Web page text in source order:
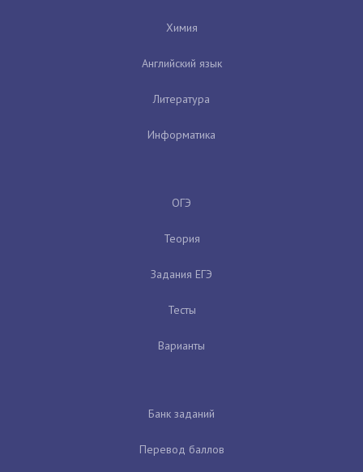
Химия
Английский язык
Литература
Информатика
ОГЭ
Теория
Задания ЕГЭ
Тесты
Варианты
Банк заданий
Перевод баллов